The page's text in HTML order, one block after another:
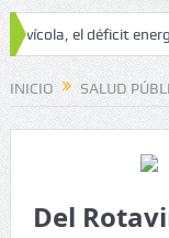
el déficit energético y
INICIO SALUD
Del